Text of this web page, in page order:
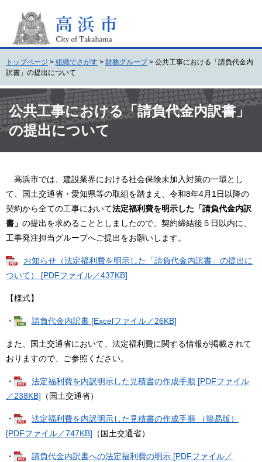
頭
。
飛
て
本
文
トップページ > 組織でさがす > 財務グループ > 公共工事における「請負代金内
訳書」の提出について
文公共工事における「請負代金内訳書」
の提出について
高浜市では、建設業界における社会保険未加入対策の一環とし
て、国土交通省・愛知県等の取組を踏まえ、令和8年4月1日以降の
契約から全ての工事において法定福利費を明示した「請負代金内訳
書」 の提出を求めることとしましたので、契約締結後５日以内に、
工事発注担当グループへご提出をお願いします。
お知らせ（法定福利費を明示した「請負代金内訳書」の提出に
ついて） [PDFファイル／437KB]
【様式】
・ 請負代金内訳書 [Excelファイル／26KB]
また、国土交通省において、法定福利費に関する情報が掲載されて
おりますので、ご参照ください。
・
法定福利費を内訳明示した見積書の作成手順 [PDFファイル
／238KB] （国土交通省）
・
法定福利費を内訳明示した見積書の作成手順 （簡易版）
[PDFファイル／747KB] （国土交通省）
・
請負代金内訳書への法定福利費の明示 [PDFファイル／